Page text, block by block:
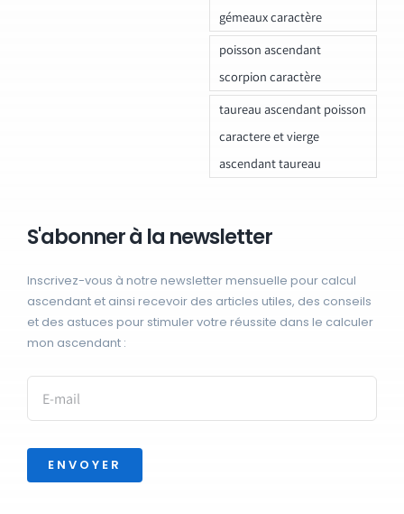
gémeaux caractère
poisson ascendant
scorpion caractère
taureau ascendant poisson
caractere et vierge
ascendant taureau
S'abonner à la newsletter
Inscrivez-vous à notre newsletter mensuelle pour calcul
ascendant et ainsi recevoir des articles utiles, des conseils
et des astuces pour stimuler votre réussite dans le calculer
mon ascendant :
ENVOYER